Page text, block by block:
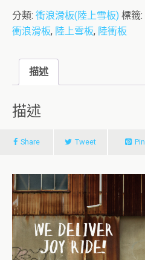
衝
浪
數
分類: 衝浪滑板(陸上雪板) 標籤:
衝浪滑板, 陸上雪板, 陸衝板
描述
描述
Share Tweet Pin